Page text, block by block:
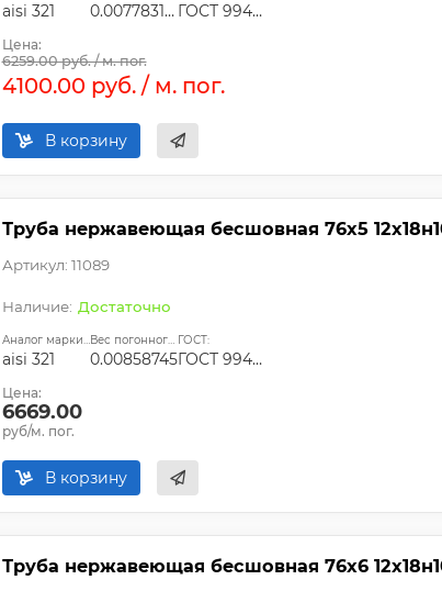
aisi 321 0.0077831325 ГОСТ 9940-81, ГОСТ 9941-81, ГОСТ 24030-80, ГОСТ 10498-82
Цена:
6259.00 руб. / м. пог.
4100.00 руб. / м. пог.
В корзину
Труба нержавеющая бесшовная 76х5
Артикул: 11089
Достаточно
Аналог марки стали:
aisi 321
Вес погонного метра, т.:
0.00858745
ГОСТ:
ГОСТ 9940-81, ГОСТ 9941-81, ГОСТ 24030-80, ГОСТ 10498-82
Цена:
6669.00
руб/м. пог.
В корзину
Труба нержавеющая бесшовная 76х6